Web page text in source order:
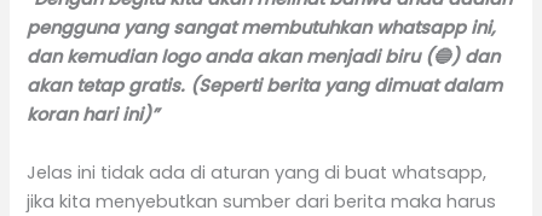
pengguna yang sangat membutuhkan whatsapp ini,
dan kemudian logo anda akan menjadi biru (🔵) dan
akan tetap gratis. (Seperti berita yang dimuat dalam
koran hari ini)”
Jelas ini tidak ada di aturan yang di buat whatsapp,
jika kita menyebutkan sumber dari berita maka harus